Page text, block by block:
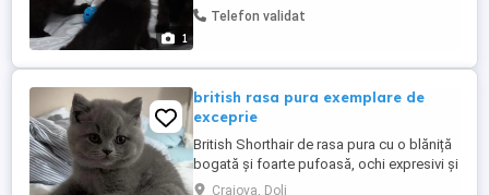
1
Telefon validat
british rasa pura exemplare de
exceprie
British Shorthair de rasa pura cu o blăniță
bogată și foarte pufoasă, ochi expresivi și
un temperament extraordinar. Sunt
Craiova, Dolj